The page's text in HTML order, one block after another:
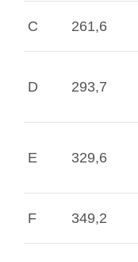
C 261,6
D 293,7
E 329,6
F 349,2